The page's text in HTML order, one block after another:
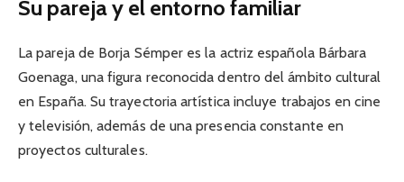
Su pareja y el entorno familiar
La pareja de Borja Sémper es la actriz española Bárbara
Goenaga, una figura reconocida dentro del ámbito cultural
en España. Su trayectoria artística incluye trabajos en cine
y televisión, además de una presencia constante en
proyectos culturales.